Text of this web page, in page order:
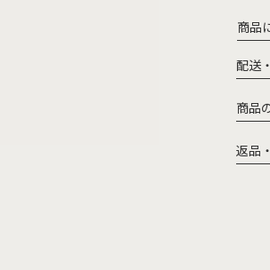
商品
配送
商品
返品